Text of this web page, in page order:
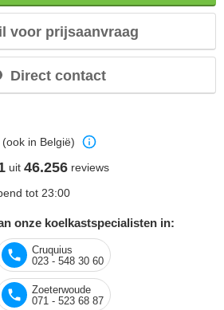
voor prijsaanvraag
Direct contact
in België)
uit 46.256 reviews
tot 23:00
onze koelkastspecialisten in:
Cruquius
023 - 548 30 60
Zoeterwoude
071 - 523 68 87